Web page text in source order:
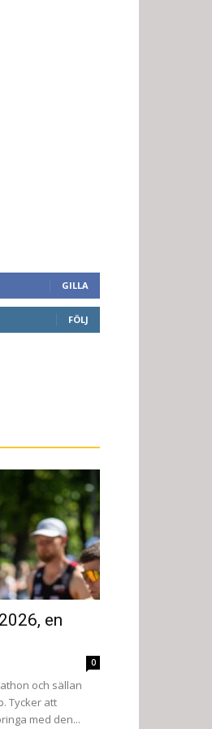
GILLA
FÖLJ
en
0
och sällan
Tycker att
med den...